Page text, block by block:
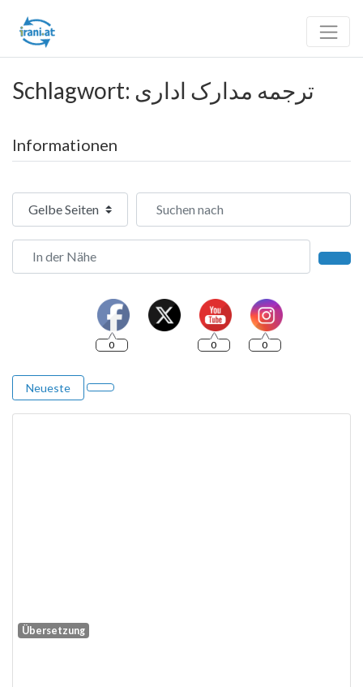
Schlagwort: ترجمه مدارک اداری
Informationen
Suchtyp auswählen Suchen nach
In der Nähe
0 0 0
Neueste
Übersetzung